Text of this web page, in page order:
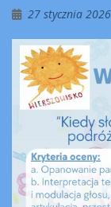
27 stycznia 2026